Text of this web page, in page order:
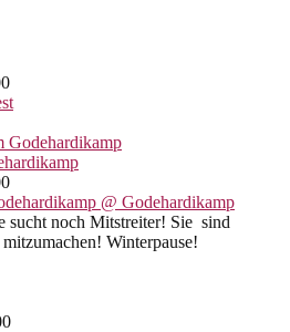
Godehardikamp
sucht noch Mitstreiter! Sie sind
Winterpause!